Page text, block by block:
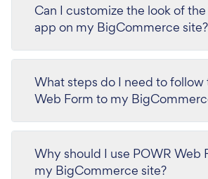
Can I customize the look of
app on my BigCommerce site?
What steps do I need to follow
Web Form to my
Why should I use POWR Web
my BigCommerce site?